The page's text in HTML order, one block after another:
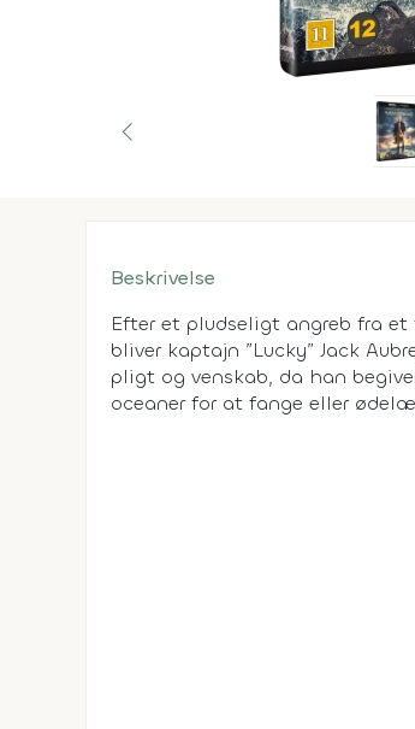
Beskrivelse
Efter et pludseligt angreb fra et
bliver kaptajn ”Lucky” Jack
pligt og venskab, da han
oceaner for at fange eller